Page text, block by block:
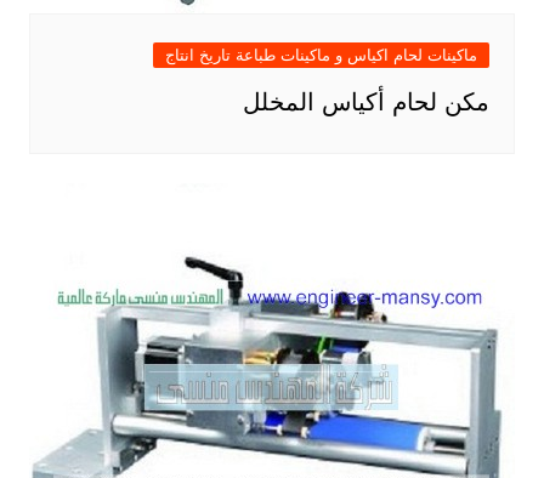
ماكينات لحام اكياس و ماكينات طباعة تاريخ انتاج
مكن لحام أكياس المخلل